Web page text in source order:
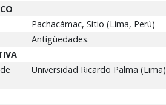
Pachacámac, Sitio (Lima, Perú)
Antigüedades.
Universidad Ricardo Palma (Lima)